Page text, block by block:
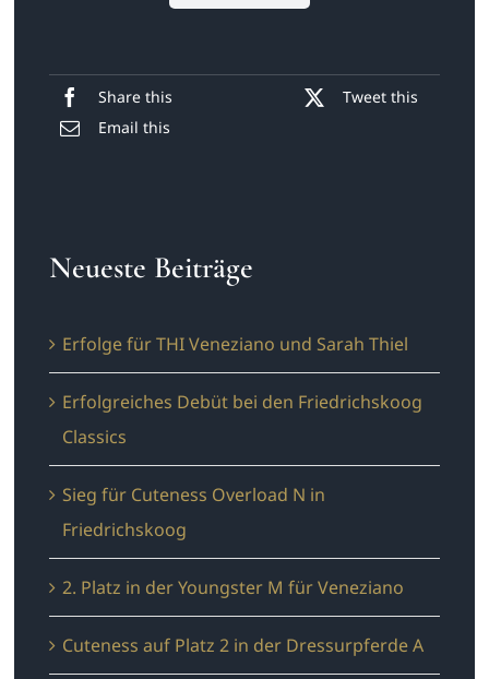
Share this
Tweet this
Email this
Neueste Beiträge
Erfolge für THI Veneziano und Sarah Thiel
Erfolgreiches Debüt bei den Friedrichskoog
Classics
Sieg für Cuteness Overload N in
Friedrichskoog
2. Platz in der Youngster M für Veneziano
Cuteness auf Platz 2 in der Dressurpferde A